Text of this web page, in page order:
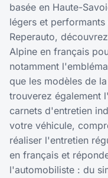
basée en Haute-
légers et
Reperauto,
Alpine en français
notamment
que les modèles de
trouverez également
carnets d'entretien
votre véhicule,
réaliser l'entretien
en français et
l'automobiliste : du